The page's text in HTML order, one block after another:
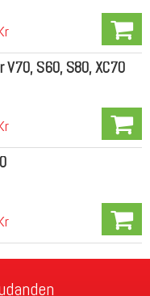
V70, S60, S80, XC70